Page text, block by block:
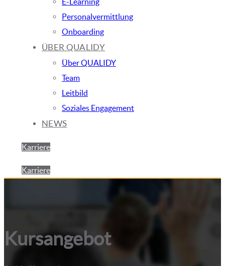
Personalvermittlung
Onboarding
ÜBER QUALIDY
Über QUALIDY
Team
Leitbild
Soziales Engagement
NEWS
Karriere
Karriere
Kursangebot